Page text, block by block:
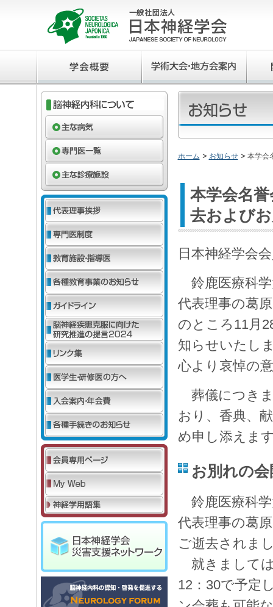
ホーム お知らせ 本学会
本学会名
去および
日本神経学会
鈴鹿医療科学
代表理事の葛
のところ11月
知らせいたし
心より哀悼の
葬儀につき
おり、香典、
め申し添えま
お別れの
鈴鹿医療科学
代表理事の葛
ご逝去されま
就きましては
12：30で予定